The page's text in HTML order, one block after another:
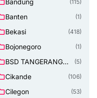
Bandung (115)
Banten (1)
Bekasi (418)
Bojonegoro (1)
BSD TANGERANG
(5)
Cikande (106)
Cilegon (53)